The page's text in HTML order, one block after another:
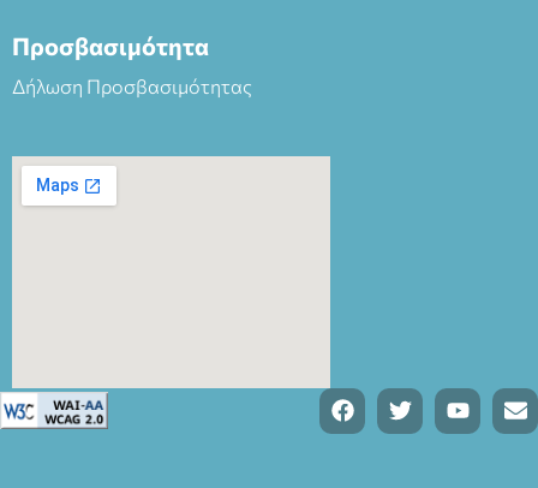
Προσβασιμότητα
Δήλωση Προσβασιμότητας